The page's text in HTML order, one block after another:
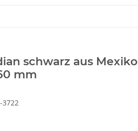
schwarz aus Mexiko
mm
3722